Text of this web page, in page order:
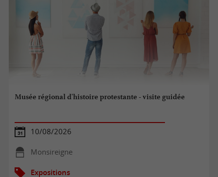
Musée régional d'histoire protestante - visite guidée
10/08/2026
Monsireigne
Expositions